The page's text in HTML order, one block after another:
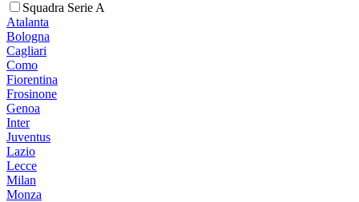
Squadra Serie A
Atalanta
Bologna
Cagliari
Como
Fiorentina
Frosinone
Genoa
Inter
Juventus
Lazio
Lecce
Milan
Monza